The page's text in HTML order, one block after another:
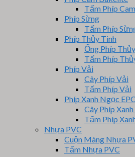
Tấm Phíp
Phíp Sừng
Tấm Phíp
Phíp Thủy Tinh
Ống Phíp
Tấm Phíp
Phíp Vải
Cây Phíp Vải
Tấm Phíp Vải
Phíp Xanh Ngọc
Cây Phíp
Tấm Phíp
Nhựa PVC
Cuộn Màng Nhựa
Tấm Nhựa PVC